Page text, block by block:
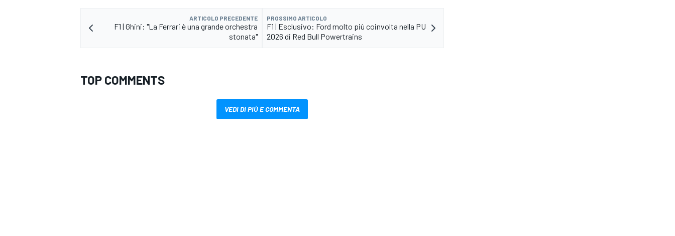
ARTICOLO PRECEDENTE
F1 | Ghini: "La Ferrari è una grande orchestra
stonata"
PROSSIMO ARTICOLO
F1 | Esclusivo: Ford molto più coinvolta nella PU
2026 di Red Bull Powertrains
TOP COMMENTS
VEDI DI PIÙ E COMMENTA